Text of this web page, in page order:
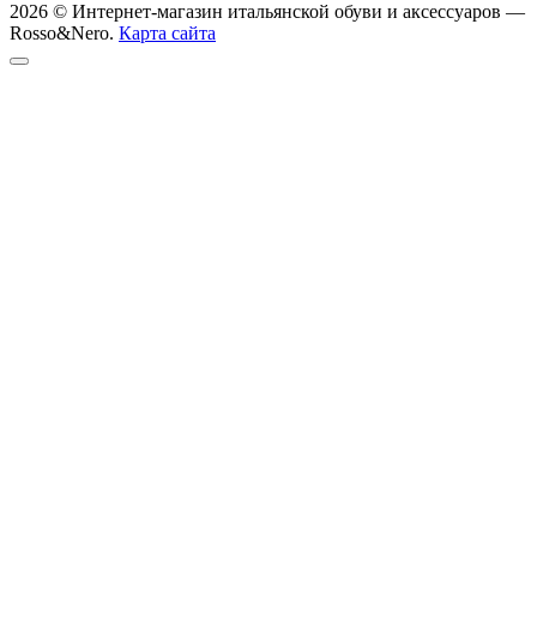
2026 © Интернет-магазин итальянской обуви и аксессуаров —
Rosso&Nero. Карта сайта